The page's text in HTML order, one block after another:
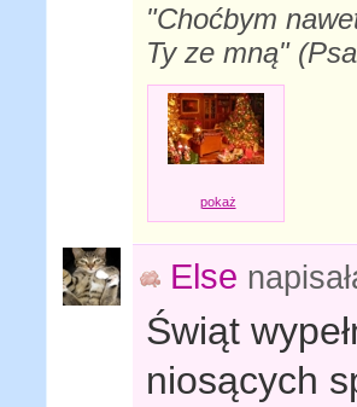
"Choćbym
Ty ze mną"
pokaż
Else
Świąt
niosących